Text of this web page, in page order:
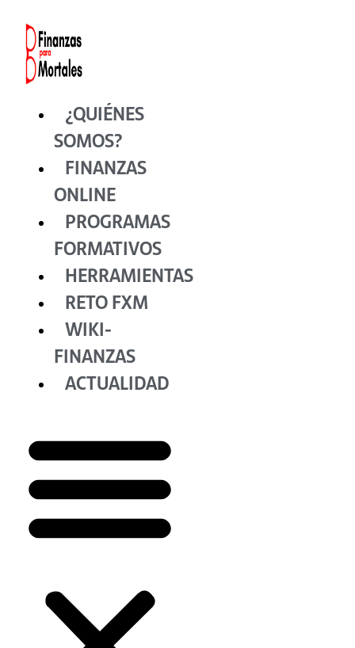
contenido
¿QUIÉNES
SOMOS?
FINANZAS
ONLINE
PROGRAMAS
FORMATIVOS
HERRAMIENTAS
RETO FXM
WIKI-
FINANZAS
ACTUALIDAD